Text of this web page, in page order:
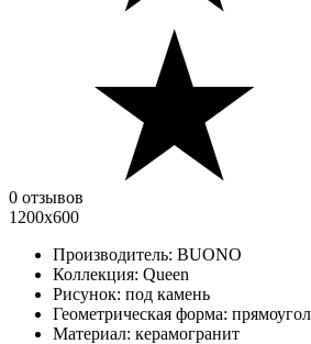
0 отзывов
1200х600
Производитель: BUONO
Коллекция: Queen
Рисунок: под камень
Геометрическая форма:
Материал: керамогранит